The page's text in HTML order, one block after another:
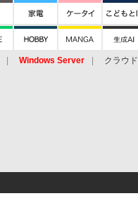
Windows Server クラウド